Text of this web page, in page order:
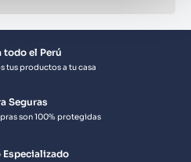
todo el Perú
tus productos a tu casa
Seguras
son 100% protegidas
Especializado